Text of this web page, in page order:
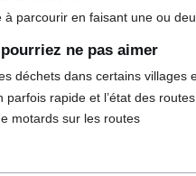
à parcourir en faisant une ou
ne pas aimer
déchets dans certains
parfois rapide et l’état des routes
motards sur les routes